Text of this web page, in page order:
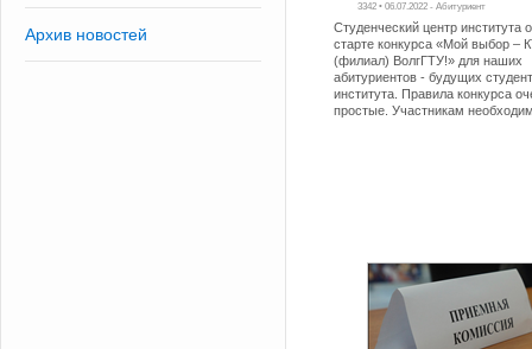
Архив новостей
3342 • 06.07.2022 - Абитуриент
Студенческий центр института
старте конкурса «Мой выбор –
(филиал) ВолгГТУ!» для наших
абитуриентов - будущих
института. Правила конкурса
простые. Участникам